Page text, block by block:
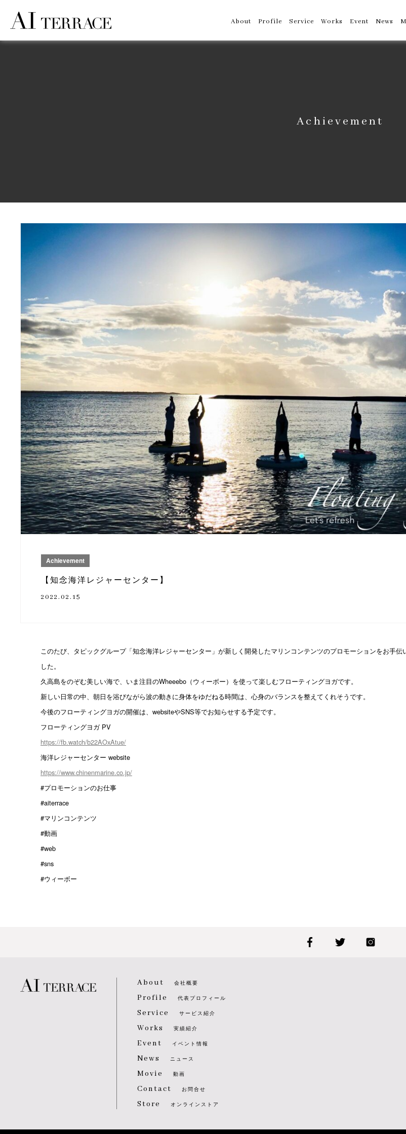
About Profile Service Works Event News
Achievement
Achievement
【知念海洋レジャーセンター】
2022.02.15
このたび、タピックグループ「知念海洋レジャーセンター」が新しく開発したマリンコンテンツのプロモーションをお手伝
した。
久高島をのぞむ美しい海で、いま注目のWheeebo（ウィーボー）を使って楽しむフローティングヨガです。
新しい日常の中、朝日を浴びながら波の動きに身体をゆだねる時間は、心身のバランスを整えてくれそうです。
今後のフローティングヨガの開催は、websiteやSNS等でお知らせする予定です。
フローティングヨガ PV
https://fb.watch/b22AOxAtue/
海洋レジャーセンター website
https://www.chinenmarine.co.jp/
#プロモーションのお仕事
#aiterrace
#マリンコンテンツ
#動画
#web
#sns
#ウィーボー
About 会社概要
Profile 代表プロフィール
Service サービス紹介
Works 実績紹介
Event イベント情報
News ニュース
Movie 動画
Contact お問合せ
Store オンラインストア